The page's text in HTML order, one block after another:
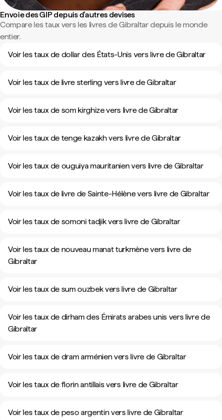
Envoie des GIP depuis d'autres devises
Compare les taux vers les livres de Gibraltar depuis le monde
entier.
Voir les taux de dollar des États-Unis vers livre de Gibraltar
Voir les taux de livre sterling vers livre de Gibraltar
Voir les taux de som kirghize vers livre de Gibraltar
Voir les taux de tenge kazakh vers livre de Gibraltar
Voir les taux de ouguiya mauritanien vers livre de Gibraltar
Voir les taux de livre de Sainte-Hélène vers livre de Gibraltar
Voir les taux de somoni tadjik vers livre de Gibraltar
Voir les taux de nouveau manat turkmène vers livre de
Gibraltar
Voir les taux de sum ouzbek vers livre de Gibraltar
Voir les taux de dirham des Émirats arabes unis vers livre de
Gibraltar
Voir les taux de dram arménien vers livre de Gibraltar
Voir les taux de florin antillais vers livre de Gibraltar
Voir les taux de peso argentin vers livre de Gibraltar